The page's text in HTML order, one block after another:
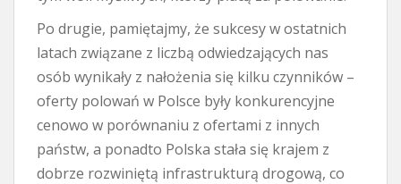
Po drugie, pamiętajmy, że sukcesy w ostatnich
latach związane z liczbą odwiedzających nas
osób wynikały z nałożenia się kilku czynników –
oferty polowań w Polsce były konkurencyjne
cenowo w porównaniu z ofertami z innych
państw, a ponadto Polska stała się krajem z
dobrze rozwiniętą infrastrukturą drogową, co